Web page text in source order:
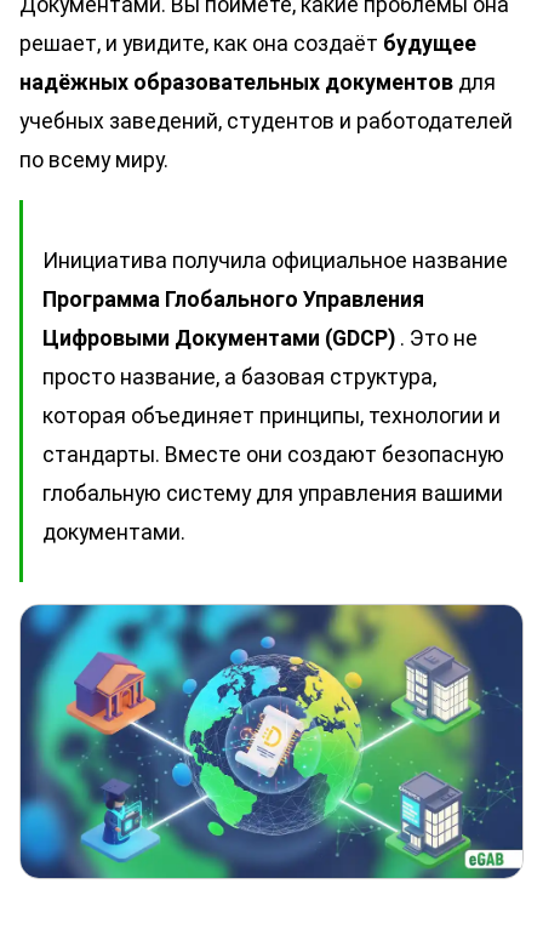
решает, и увидите, как она создаёт будущее
надёжных образовательных документов для
учебных заведений, студентов и работодателей
по всему миру.
Инициатива получила официальное название
Программа Глобального Управления
Цифровыми Документами (GDCP) . Это не
просто название, а базовая структура,
которая объединяет принципы, технологии и
стандарты. Вместе они создают безопасную
глобальную систему для управления вашими
документами.